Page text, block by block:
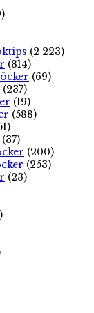
(2 223)
(814)
(69)
(237)
(19)
(588)
(37)
(200)
(253)
(23)